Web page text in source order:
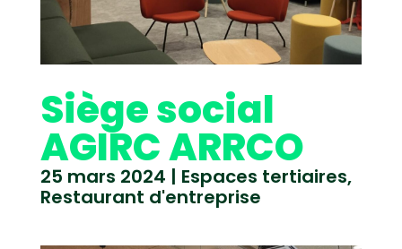
Siège social
AGIRC ARRCO
25 mars 2024 | Espaces tertiaires,
Restaurant d'entreprise